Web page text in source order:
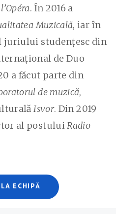
. În 2016 a
Muzicală, iar în
juriului studențesc din
de Duo
a făcut parte din
de muzică,
Isvor. Din 2019
al postuluiRadio
ECHIPĂ